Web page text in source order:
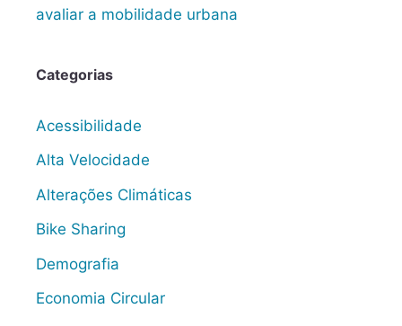
avaliar a mobilidade urbana
Categorias
Acessibilidade
Alta Velocidade
Alterações Climáticas
Bike Sharing
Demografia
Economia Circular